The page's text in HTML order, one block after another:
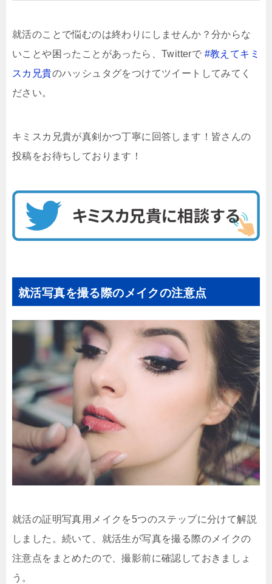
就活のことで悩むのは終わりにしませんか？分からな
いことや困ったことがあったら、Twitterで #教えてキミ
スカ兄貴のハッシュタグをつけてツイートしてみてく
ださい。
キミスカ兄貴が真剣かつ丁寧に回答します！皆さんの
投稿をお待ちしております！
就活写真を撮る際のメイクの注意点
就活の証明写真用メイクを5つのステップに分けて解説
しました。続いて、就活生が写真を撮る際のメイクの
注意点をまとめたので、撮影前に確認しておきましょ
う。